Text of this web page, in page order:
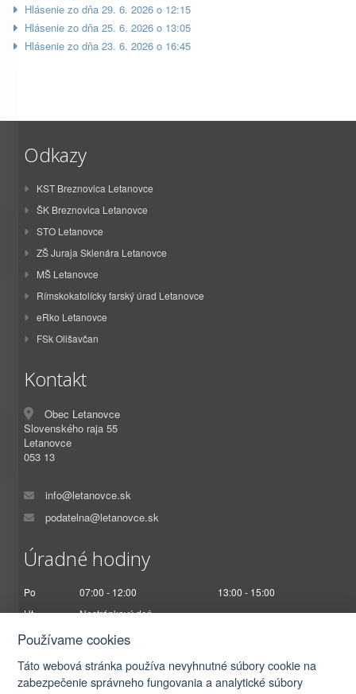
Hlásenie zo dňa 29. 6. 2026 o 12:15
Hlásenie zo dňa 25. 6. 2026 o 13:05
Hlásenie zo dňa 23. 6. 2026 o 16:45
Odkazy
KST Breznovica Letanovce
ŠK Breznovica Letanovce
STO Letanovce
ZŠ Juraja Sklenára Letanovce
MŠ Letanovce
Rímskokatolícky farský úrad Letanovce
eRko Letanovce
FSk Olišavčan
Kontakt
Obec Letanovce
Slovenského raja 55
Letanovce
053 13
info@letanovce.sk
podatelna@letanovce.sk
Úradné hodiny
Po 07:00 - 12:00
13:00 - 15:00
Ut
Nestránkový deň
St
07:00 - 12:00
Pi
07:00 - 12:30
Používame cookies
Táto webová stránka používa nevyhnutné súbory cookie na
zabezpečenie správneho fungovania a analytické súbory